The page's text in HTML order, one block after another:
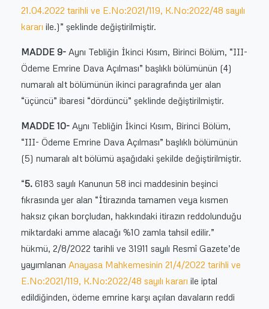
21.04.2022 tarihli ve E.No:2021/119, K.No:2022/48 sayılı
kararı ile.)” şeklinde değiştirilmiştir.
MADDE 9- Aynı Tebliğin İkinci Kısım, Birinci Bölüm, “III-
Ödeme Emrine Dava Açılması” başlıklı bölümünün (4)
numaralı alt bölümünün ikinci paragrafında yer alan
“üçüncü” ibaresi “dördüncü” şeklinde değiştirilmiştir.
MADDE 10- Aynı Tebliğin İkinci Kısım, Birinci Bölüm,
“III- Ödeme Emrine Dava Açılması” başlıklı bölümünün
(5) numaralı alt bölümü aşağıdaki şekilde değiştirilmiştir.
“5. 6183 sayılı Kanunun 58 inci maddesinin beşinci
fıkrasında yer alan “İtirazında tamamen veya kısmen
haksız çıkan borçludan, hakkındaki itirazın reddolunduğu
miktardaki amme alacağı %10 zamla tahsil edilir.”
hükmü, 2/8/2022 tarihli ve 31911 sayılı Resmî Gazete’de
yayımlanan Anayasa Mahkemesinin 21/4/2022 tarihli ve
E.No:2021/119, K.No:2022/48 sayılı kararı ile iptal
edildiğinden, ödeme emrine karşı açılan davaların reddi